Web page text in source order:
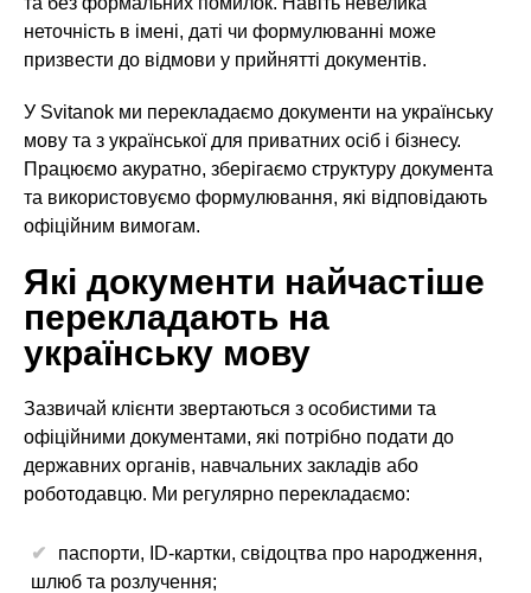
неточність в імені, даті чи формулюванні може
призвести до відмови у прийнятті документів.
У Svitanok ми перекладаємо документи на українську
мову та з української для приватних осіб і бізнесу.
Працюємо акуратно, зберігаємо структуру документа
та використовуємо формулювання, які відповідають
офіційним вимогам.
Які документи найчастіше
перекладають на
українську мову
Зазвичай клієнти звертаються з особистими та
офіційними документами, які потрібно подати до
державних органів, навчальних закладів або
роботодавцю. Ми регулярно перекладаємо:
паспорти, ID-картки, свідоцтва про народження,
шлюб та розлучення;